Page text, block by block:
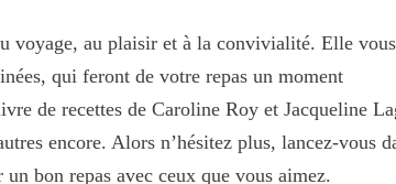
voyage, au plaisir et à la convivialité. Elle vous
qui feront de votre repas un moment
de recettes de Caroline Roy et Jacqueline
encore. Alors n’hésitez plus, lancez-vous
bon repas avec ceux que vous aimez.